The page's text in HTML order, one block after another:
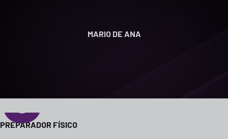
MARIO DE ANA
0
POSICIÓN
PREPARADOR FÍSICO